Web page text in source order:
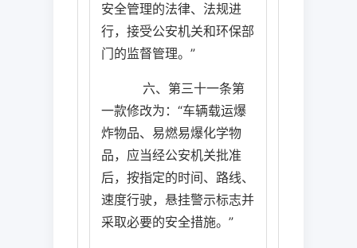
安全管理的法律、法规进
行，接受公安机关和环保部
门的监督管理。”
六、第三十一条第
一款修改为：“车辆载运爆
炸物品、易燃易爆化学物
品，应当经公安机关批准
后，按指定的时间、路线、
速度行驶，悬挂警示标志并
采取必要的安全措施。”